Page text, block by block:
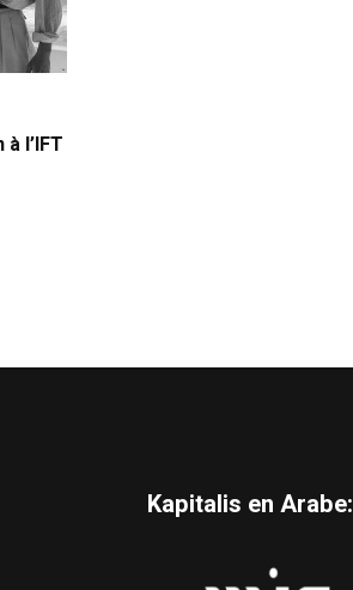
l’IFT
Kapitalis en Arabe: